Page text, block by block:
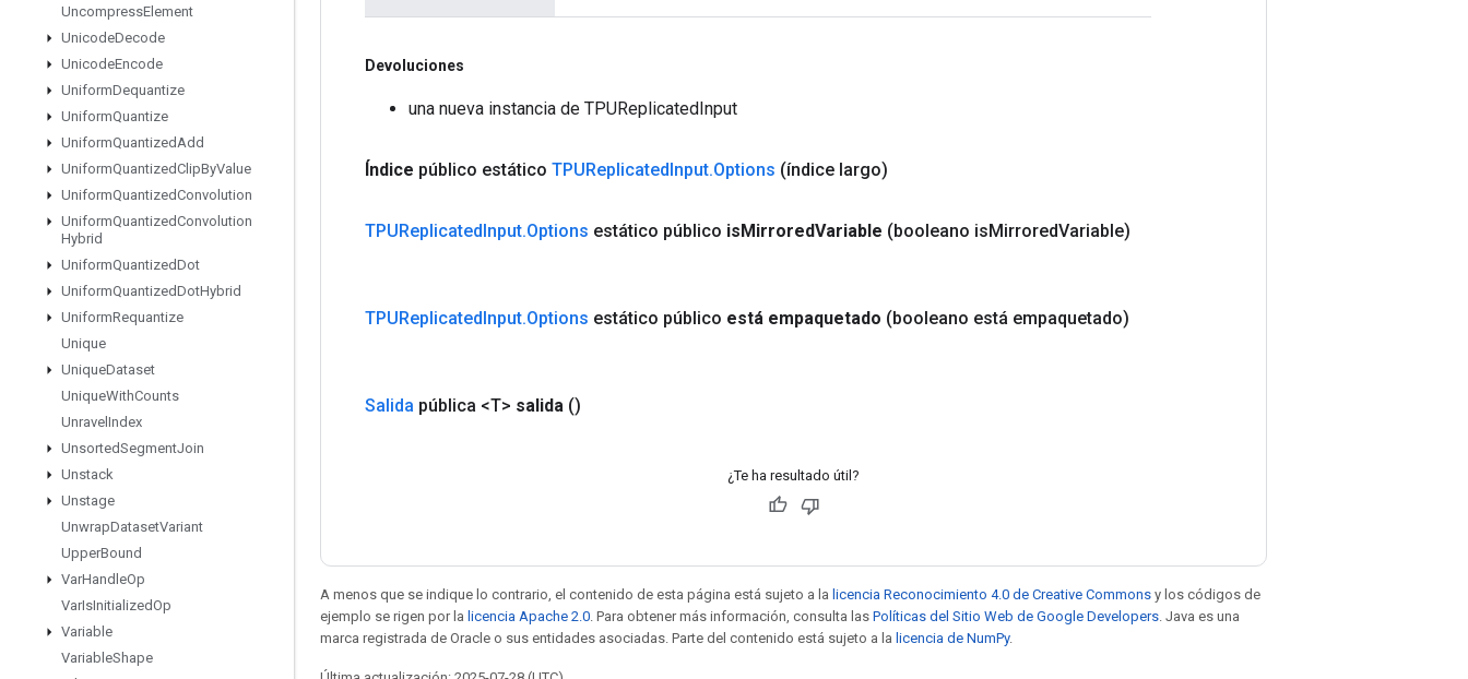
UncompressElement
UnicodeDecode
UnicodeEncode
UniformDequantize
UniformQuantize
UniformQuantizedAdd
UniformQuantizedClipByValue
UniformQuantizedConvolution
UniformQuantizedConvolution
Hybrid
UniformQuantizedDot
UniformQuantizedDotHybrid
UniformRequantize
Unique
UniqueDataset
UniqueWithCounts
Unravel Index
UnsortedSegmentJoin
Unstack
Unstage
UnwrapDatasetVariant
UpperBound
VarHandleOp
VarIsInitializedOp
Variable
VariableShape
Devoluciones
una nueva instancia de TPUReplicatedInput
Índice público estático TPUReplicatedInput.Options (índice largo)
TPUReplicatedInput.Options estático público isMirroredVariable (booleano isMirroredVariable)
TPUReplicatedInput.Options estático público está empaquetado (booleano está empaquetado)
Salida pública <T> salida ()
¿Te ha resultado útil?
A menos que se indique lo contrario, el contenido de esta página está sujeto a la licencia Reconocimiento 4.0 de Creative Commons y los códigos de
ejemplo se rigen por la licencia Apache 2.0 . Para obtener más información, consulta las Políticas del Sitio Web de Google Developers . Java es una
marca registrada de Oracle o sus entidades asociadas. Parte del contenido está sujeto a la licencia de NumPy.